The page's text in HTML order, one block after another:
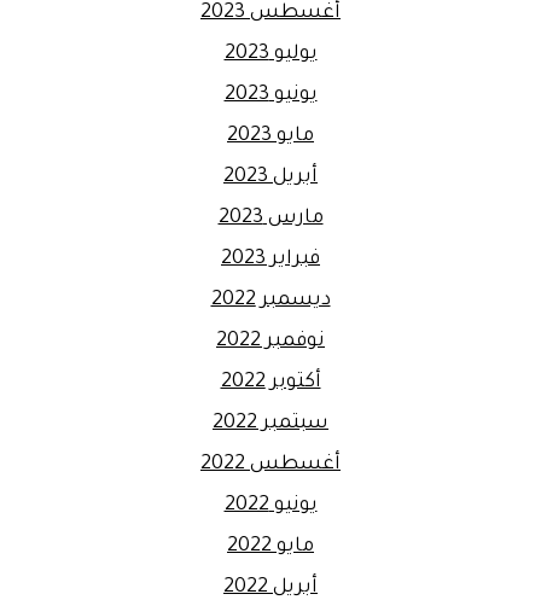
أغسطس 2023
يوليو 2023
يونيو 2023
مايو 2023
أبريل 2023
مارس 2023
فبراير 2023
ديسمبر 2022
نوفمبر 2022
أكتوبر 2022
سبتمبر 2022
أغسطس 2022
يونيو 2022
مايو 2022
أبريل 2022